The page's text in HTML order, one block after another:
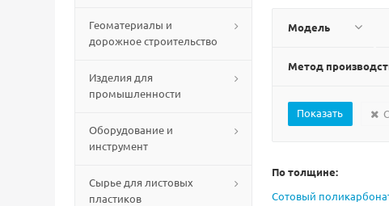
Геоматериалы и
дорожное строительство
Изделия для
промышленности
Оборудование и
инструмент
Сырье для листовых
пластиков
Модель
Метод
По толщине:
Сотовый